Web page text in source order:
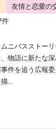
友情と恋愛の
件
ニバスストーリ
物語に新たな
件を追う広報
...